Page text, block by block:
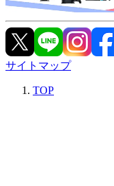
サイトマップ
TOP